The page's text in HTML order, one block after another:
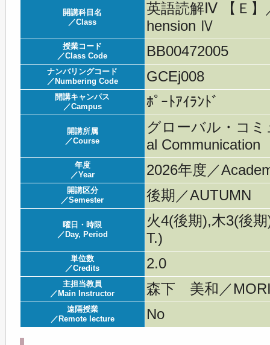
開講科目名
／Class
英語読解Ⅳ 【Ｅ】
hension Ⅳ
授業コード
／Class Code
BB00472005
ナンバリングコード
／Numbering Code
GCEj008
開講キャンパス
／Campus
ﾎﾟｰﾄｱｲﾗﾝﾄﾞ
開講所属
／Course
グローバル・コ
al Communication
年度
／Year
2026年度／
開講区分
／Semester
後期／AUTUMN
曜日・時限
／Day, Period
火4(後期),木3(後
T.)
単位数
／Credits
2.0
主担当教員
／Main Instructor
森下 美和／
遠隔授業
／Remote lecture
No